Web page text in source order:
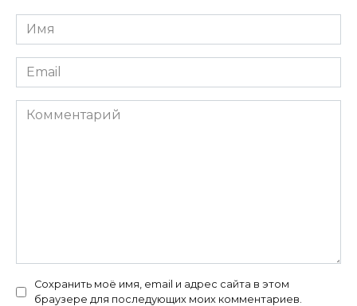
Имя
*
Email
*
Комментарий
Сохранить моё имя, email и адрес сайта в этом
браузере для последующих моих комментариев.